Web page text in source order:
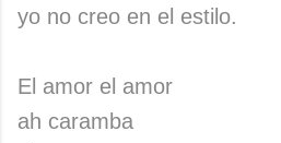
yo no creo en el estilo.
El amor el amor
ah caramba